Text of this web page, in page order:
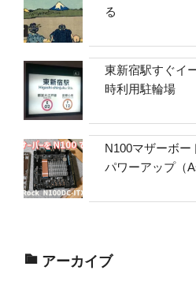
る
東新宿駅すぐイ
時利用駐輪場
N100マザーボー
パワーアップ（
アーカイブ